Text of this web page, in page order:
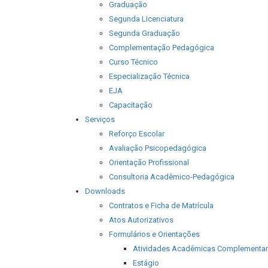
Graduação
Segunda Licenciatura
Segunda Graduação
Complementação Pedagógica
Curso Técnico
Especialização Técnica
EJA
Capacitação
Serviços
Reforço Escolar
Avaliação Psicopedagógica
Orientação Profissional
Consultoria Acadêmico-Pedagógica
Downloads
Contratos e Ficha de Matrícula
Atos Autorizativos
Formulários e Orientações
Atividades Acadêmicas
Estágio